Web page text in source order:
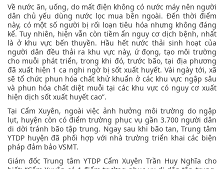
Về nước ăn, uống, do mất điện không có nước máy nên người
dân chủ yếu dùng nước lọc mua bên ngoài. Đến thời điểm
này, có một số người bị rối loạn tiêu hóa nhưng không đáng
kể. Tuy nhiên, hiện vẫn còn tiềm ẩn nguy cơ dịch bệnh, nhất
là ở khu vực bến thuyền. Hầu hết nước thải sinh hoạt của
người dân đều thải ra khu vực này, ứ đọng, tạo môi trường
cho muỗi phát triển, trong khi đó, trước bão, tại địa phương
đã xuất hiện 1 ca nghi ngờ bị sốt xuất huyết. Vài ngày tới, xã
sẽ tổ chức phun hóa chất khử khuẩn ở các khu vực ngập sâu
và phun hóa chất diệt muỗi tại các khu vực có nguy cơ xuất
hiện dịch sốt xuất huyết cao”.
Tại Cẩm Xuyên, ngoài việc ảnh hưởng môi trường do ngập
lụt, huyện còn có điểm trường phục vụ gần 3.700 người dân
di dời tránh bão tập trung. Ngay sau khi bão tan, Trung tâm
YTDP huyện đã phối hợp với nhà trường triển khai các biện
pháp đảm bảo VSMT.
Giám đốc Trung tâm YTDP Cẩm Xuyên Trần Huy Nghĩa cho